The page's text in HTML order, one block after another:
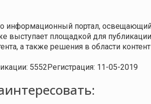
информационный портал,
выступает площадкой для
а также решения в области
5552 Регистрация: 11-05-2019